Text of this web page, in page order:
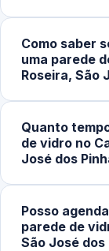
executado por
localização, os
Como saber
uma parede
Roseira, São
ao toque,
perda de
Quanto
de vidro no
José dos
temperado,
Projetos
Posso
parede de
São José dos